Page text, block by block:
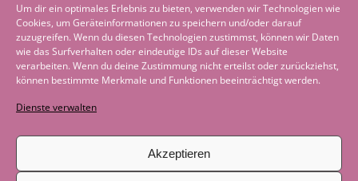
Um dir ein optimales Erlebnis zu bieten, verwenden wir Technologien wie
Cookies, um Geräteinformationen zu speichern und/oder darauf
zuzugreifen. Wenn du diesen Technologien zustimmst, können wir Daten
wie das Surfverhalten oder eindeutige IDs auf dieser Website
verarbeiten. Wenn du deine Zustimmung nicht erteilst oder zurückziehst,
können bestimmte Merkmale und Funktionen beeinträchtigt werden.
Dienste verwalten
Akzeptieren
Inspirationen von Gabriele
Erhalte regelmäßig neue Impulse,
Veranstaltungen direkt per E-Mail.